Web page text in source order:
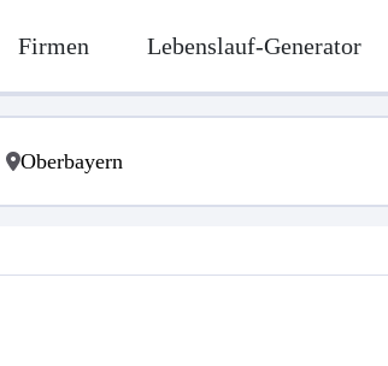
Firmen Lebenslauf-Generator